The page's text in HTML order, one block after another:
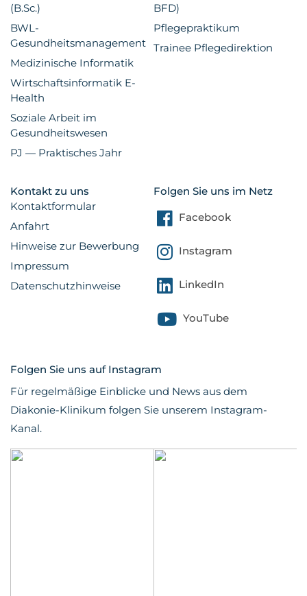
(B.Sc.)
BWL-
Gesundheitsmanagement
Medizinische Informatik
Wirtschaftsinformatik E-
Health
Soziale Arbeit im
Gesundheitswesen
PJ — Praktisches Jahr
BFD)
Pflegepraktikum
Trainee Pflegedirektion
Kontakt zu uns
Kontaktformular
Anfahrt
Hinweise zur Bewerbung
Impressum
Datenschutzhinweise
Folgen Sie uns im Netz
Facebook
Instagram
LinkedIn
YouTube
Folgen Sie uns auf Instagram
Für regelmäßige Einblicke und News aus dem
Diakonie-Klinikum folgen Sie unserem Instagram-
Kanal.